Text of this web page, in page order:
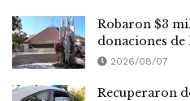
Robaron $3
donaciones
2026/08/07
Recuperaron